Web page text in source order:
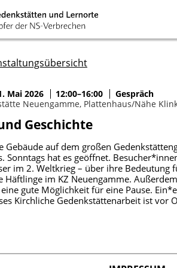
Mai 2026 12:00–16:00
Gespräch
Neuengamme, Plattenhaus/Nähe
Geschichte
Gebäude auf dem großen
Sonntags hat es geöffnet.
im 2. Weltkrieg – über ihre Bedeutung
Häftlinge im KZ Neuengamme.
gute Möglichkeit für eine Pause.
Kirchliche Gedenkstättenarbeit ist vor